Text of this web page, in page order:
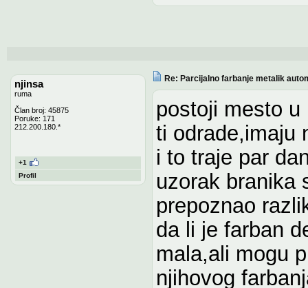
njinsa
ruma
Član broj: 45875
Poruke: 171
212.200.180.*
+1
Profil
Re: Parcijalno farbanje metalik
postoji mesto u
ti odrade,imaju
i to traje par
uzorak branika
prepoznao
da li je farban
mala,ali mogu
njihovog